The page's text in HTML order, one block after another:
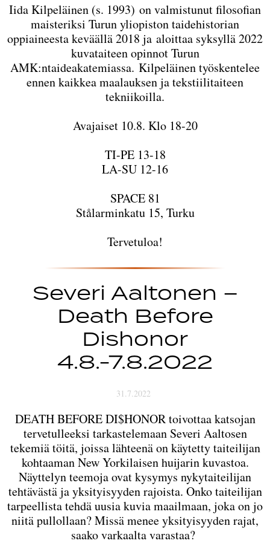
Iida Kilpeläinen (s. 1993) on valmistunut filosofian
maisteriksi Turun yliopiston taidehistorian
oppiaineesta keväällä 2018 ja aloittaa syksyllä 2022
kuvataiteen opinnot Turun
AMK:ntaideakatemiassa. Kilpeläinen työskentelee
ennen kaikkea maalauksen ja tekstiilitaiteen
tekniikoilla.
Avajaiset 10.8. Klo 18-20
TI-PE 13-18
LA-SU 12-16
SPACE 81
Stålarminkatu 15, Turku
Tervetuloa!
Severi Aaltonen –
Death Before
Dishonor
4.8.-7.8.2022
31.7.2022
DEATH BEFORE DI$HONOR toivottaa katsojan
tervetulleeksi tarkastelemaan Severi Aaltosen
tekemiä töitä, joissa lähteenä on käytetty taiteilijan
kohtaaman New Yorkilaisen huijarin kuvastoa.
Näyttelyn teemoja ovat kysymys nykytaiteilijan
tehtävästä ja yksityisyyden rajoista. Onko taiteilijan
tarpeellista tehdä uusia kuvia maailmaan, joka on jo
niitä pullollaan? Missä menee yksityisyyden rajat,
saako varkaalta varastaa?